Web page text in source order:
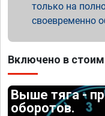
только на
своевременно
Включено в
Выше тяга -
оборотов.